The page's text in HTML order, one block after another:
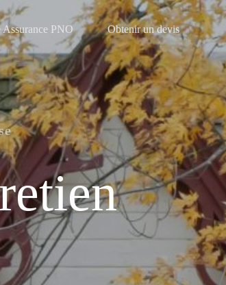
Assurance PNO Obtenir un devis